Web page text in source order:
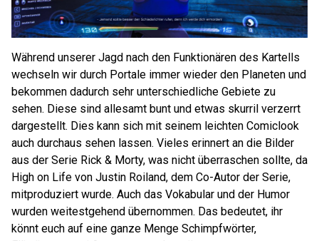
Während unserer Jagd nach den Funktionären des Kartells
wechseln wir durch Portale immer wieder den Planeten und
bekommen dadurch sehr unterschiedliche Gebiete zu
sehen. Diese sind allesamt bunt und etwas skurril verzerrt
dargestellt. Dies kann sich mit seinem leichten Comiclook
auch durchaus sehen lassen. Vieles erinnert an die Bilder
aus der Serie Rick & Morty, was nicht überraschen sollte, da
High on Life von Justin Roiland, dem Co-Autor der Serie,
mitproduziert wurde. Auch das Vokabular und der Humor
wurden weitestgehend übernommen. Das bedeutet, ihr
könnt euch auf eine ganze Menge Schimpfwörter,